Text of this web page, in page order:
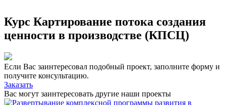
Курс Картирование потока создания
ценности в производстве (КПСЦ)
Если Вас заинтересовал подобный проект, заполните форму и
получите консультацию.
Заказать
Вас могут заинтересовать другие наши проекты